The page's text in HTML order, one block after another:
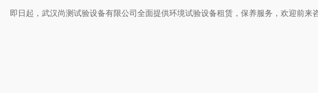
即日起，武汉尚测试验设备有限公司全面提供环境试验设备租赁，保养服务，欢迎前来